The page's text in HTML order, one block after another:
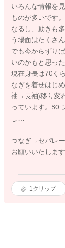
いろんな情報を
ものが多いです
なるし、動きも
う場面はたくさん
でも今からずり
いのかもと思っ
現在身長は70く
なぎを着せはじ
袖→長袖)移り変
っています。80
し…
つなぎ→セパレー
お願いいたします
1 クリップ